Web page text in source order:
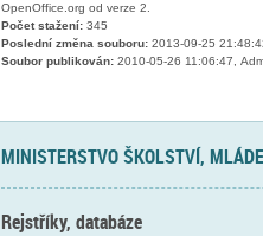
OpenOffice.org od verze 2.
Počet stažení:345
Poslední změna souboru:2013-09-25
Soubor publikován:2010-05-26 11:06:47,
MINISTERSTVO ŠKOLSTVÍ,
Rejstříky, databáze